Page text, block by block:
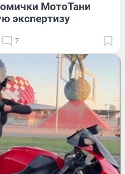
МотоТани
экспертизу
7